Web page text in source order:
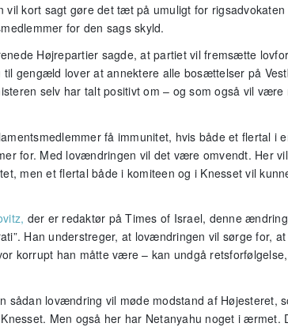
vil kort sagt gøre det tæt på umuligt for
for den sags skyld.
Højrepartier sagde, at partiet vil fremsætte
til gengæld lover at annektere alle bosættelser på
selv har talt positivt om – og som også vil være
få immunitet, hvis både et flertal i
for. Med lovændringen vil det være omvendt. Her
men et flertal både i komiteen og i Knesset vil
der er redaktør på Times of Israel, denne
Han understreger, at lovændringen vil sørge for,
korrupt han måtte være – kan undgå
sådan lovændring vil møde modstand af Højesteret,
Men også her har Netanyahu noget i ærmet.